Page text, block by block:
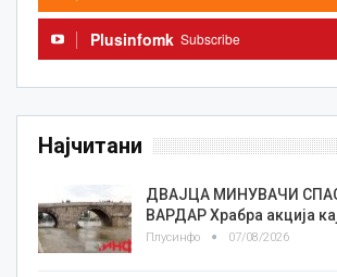
Plusinfomk Subscribe
Најчитани
ДВАЈЦА МИНУВАЧИ
ВАРДАР Храбра акција
Плусинфо 07/08/2026